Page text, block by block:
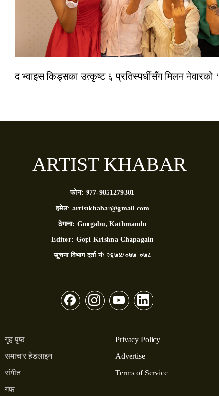
द भ्वाइस किड्सका उत्कृष्ट ६ प्रतिस्पर्धीसँग मिलन नेवारको
ARTIST KHABAR
फोन: 977-9851279301
इमेल: artistkhabar@gmail.com
ठेगाना: Gongabu, Kathmandu
Editor: Gopi Krishna Chapagain
सूचना विभाग दर्ता नंः २६७४/०७७-०७८
गृह पृष्ठ
समाचार हेडलाइन
संगीत
गफ
Privacy Policy
Advertise
Terms of Service